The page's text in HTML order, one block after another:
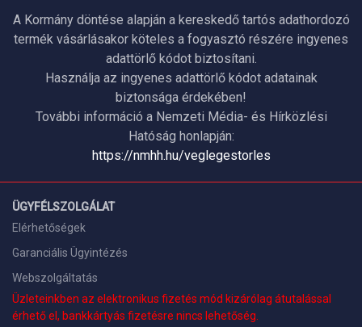
A Kormány döntése alapján a kereskedő tartós adathordozó
termék vásárlásakor köteles a fogyasztó részére ingyenes
adattörlő kódot biztosítani.
Használja az ingyenes adattörlő kódot adatainak
biztonsága érdekében!
További információ a Nemzeti Média- és Hírközlési
Hatóság honlapján:
https://nmhh.hu/veglegestorles
ÜGYFÉLSZOLGÁLAT
Elérhetőségek
Garanciális Ügyintézés
Webszolgáltatás
Üzleteinkben az elektronikus fizetés mód kizárólag átutalással
érhető el, bankkártyás fizetésre nincs lehetőség.